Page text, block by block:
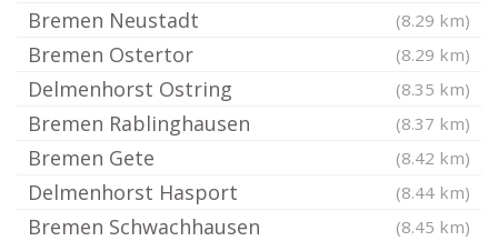
Bremen Neustadt (8.29 km)
Bremen Ostertor (8.29 km)
Delmenhorst Ostring (8.35 km)
Bremen Rablinghausen (8.37 km)
Bremen Gete (8.42 km)
Delmenhorst Hasport (8.44 km)
Bremen Schwachhausen (8.45 km)